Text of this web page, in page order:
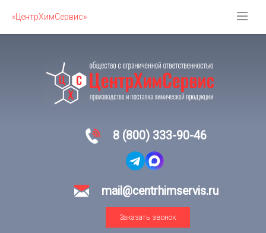
«ЦентрХимСервис»
8 (800) 333-90-46
mail@centrhimservis.ru
Заказать звонок